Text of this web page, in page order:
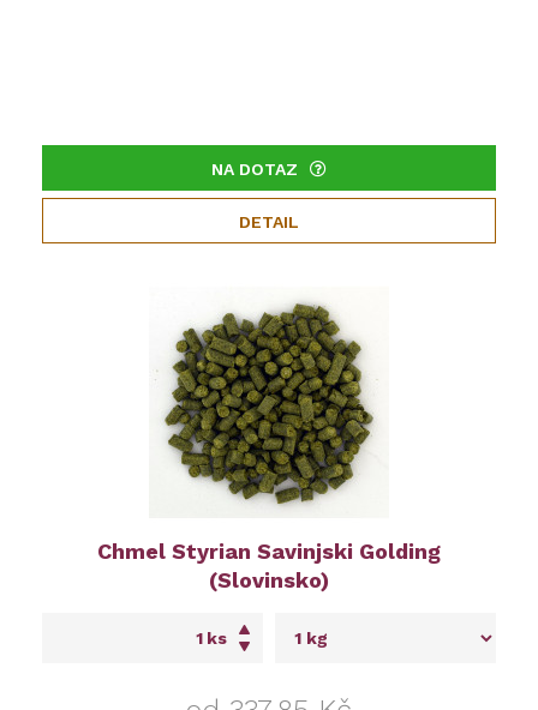
NA DOTAZ
DETAIL
Chmel Styrian Savinjski Golding
(Slovinsko)
ks